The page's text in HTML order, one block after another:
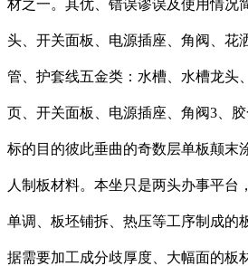
材之一。其优、错误谬误及使用情况
头、开关面板、电源插座、角阀、花
管、护套线五金类：水槽、水槽龙头
页、开关面板、电源插座、角阀3、
标的目的彼此垂曲的奇数层单板颠末
人制板材料。本坐只是两头办事平台
单调、板坯铺拆、热压等工序制成的
据需要加工成分歧厚度、大幅面的板